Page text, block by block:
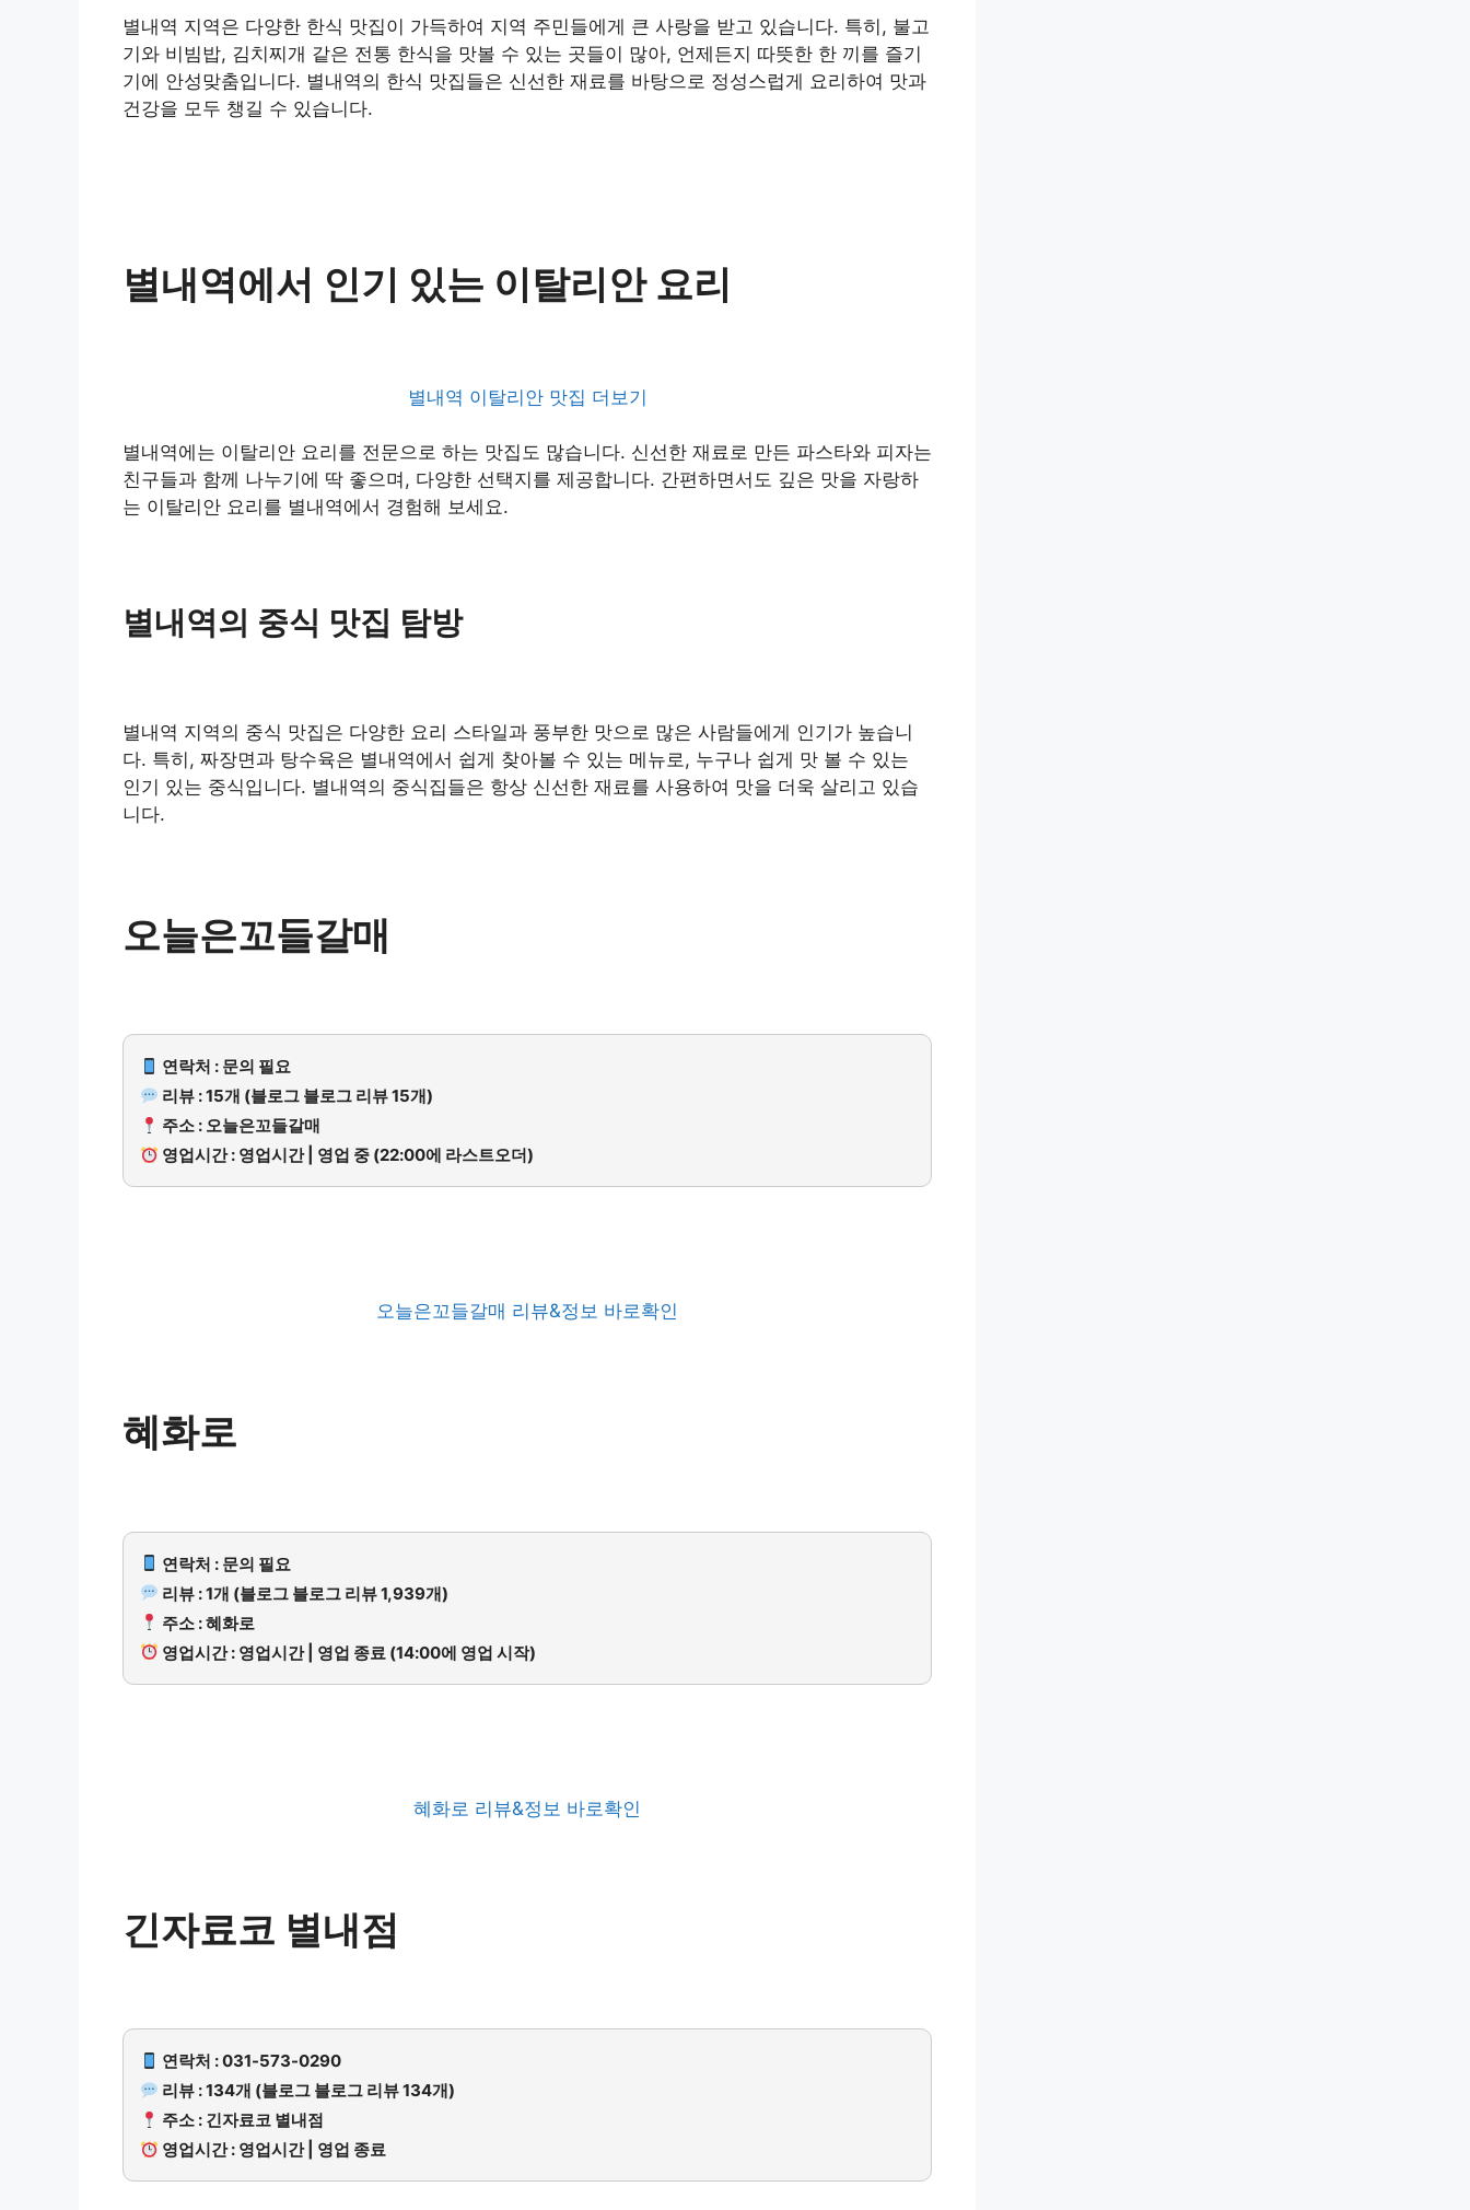
별내역 지역은 다양한 한식 맛집이 가득하여 지역 주민들에게 큰 사랑을 받고 있습니다. 특히, 불고
기와 비빔밥, 김치찌개 같은 전통 한식을 맛볼 수 있는 곳들이 많아, 언제든지 따뜻한 한 끼를 즐기
기에 안성맞춤입니다. 별내역의 한식 맛집들은 신선한 재료를 바탕으로 정성스럽게 요리하여 맛과
건강을 모두 챙길 수 있습니다.
별내역에서 인기 있는 이탈리안 요리
별내역 이탈리안 맛집 더보기
별내역에는 이탈리안 요리를 전문으로 하는 맛집도 많습니다. 신선한 재료로 만든 파스타와 피자는
친구들과 함께 나누기에 딱 좋으며, 다양한 선택지를 제공합니다. 간편하면서도 깊은 맛을 자랑하
는 이탈리안 요리를 별내역에서 경험해 보세요.
별내역의 중식 맛집 탐방
별내역 지역의 중식 맛집은 다양한 요리 스타일과 풍부한 맛으로 많은 사람들에게 인기가 높습니
다. 특히, 짜장면과 탕수육은 별내역에서 쉽게 찾아볼 수 있는 메뉴로, 누구나 쉽게 맛 볼 수 있는
인기 있는 중식입니다. 별내역의 중식집들은 항상 신선한 재료를 사용하여 맛을 더욱 살리고 있습
니다.
오늘은꼬들갈매
연락처 : 문의 필요
리뷰 : 15개 (블로그 블로그 리뷰 15개)
주소 : 오늘은꼬들갈매
영업시간 : 영업시간 | 영업 중 (22:00에 라스트오더)
오늘은꼬들갈매 리뷰&정보 바로확인
혜화로
연락처 : 문의 필요
리뷰 : 1개 (블로그 블로그 리뷰 1,939개)
주소 : 혜화로
영업시간 : 영업시간 | 영업 종료 (14:00에 영업 시작)
혜화로 리뷰&정보 바로확인
긴자료코 별내점
연락처 : 031-573-0290
리뷰 : 134개 (블로그 블로그 리뷰 134개)
주소 : 긴자료코 별내점
영업시간 : 영업시간 | 영업 종료